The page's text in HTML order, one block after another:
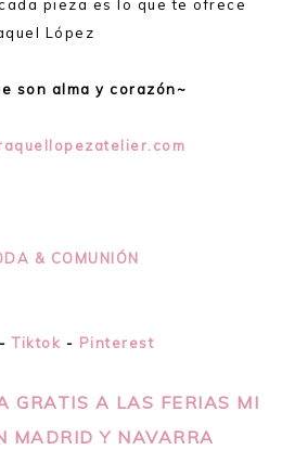
pieza es lo que te ofrece
López
son alma y corazón~
& COMUNIÓN
-Tiktok - Pinterest
GRATIS A LAS FERIAS MI
MADRID Y NAVARRA